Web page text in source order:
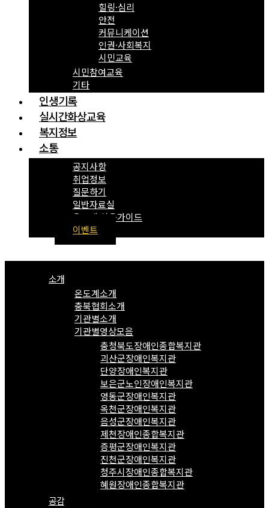
힐링·심리
안전
커뮤니케이션
인권·사회복지
시민교육
시민참여교육
기타
인생기록
실시간화상교육
복지정보
소통
공지사항
취업정보
질문하기
일반자료실
온도계 이용가이드
이벤트
소개
온도계소개
충북협회소개
기관별소개
기관별영상모음
충청북도장애인종합복지관
괴산군장애인복지관
단양장애인복지관
보은군노인장애인복지관
영동군장애인복지관
옥천군장애인복지관
음성군장애인복지관
제천장애인종합복지관
증평군장애인복지관
진천군장애인복지관
청주시장애인종합복지관
혜원장애인종합복지관
공감